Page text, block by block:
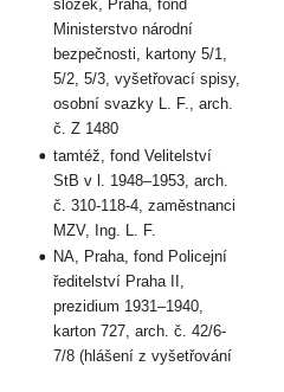
složek, Praha, fond
Ministerstvo národní
bezpečnosti, kartony 5/1,
5/2, 5/3, vyšetřovací spisy,
osobní svazky L. F., arch.
č. Z 1480
tamtéž, fond Velitelství
StB v l. 1948–1953, arch.
č. 310-118-4, zaměstnanci
MZV, Ing. L. F.
NA, Praha, fond Policejní
ředitelství Praha II,
prezidium 1931–1940,
karton 727, arch. č. 42/6-
7/8 (hlášení z vyšetřování